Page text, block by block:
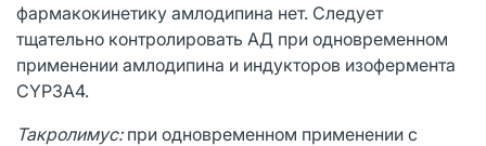
фармакокинетику амлодипина нет. Следует
тщательно контролировать АД при одновременном
применении амлодипина и индукторов изофермента
CYP3A4.
Такролимус: при одновременном применении с